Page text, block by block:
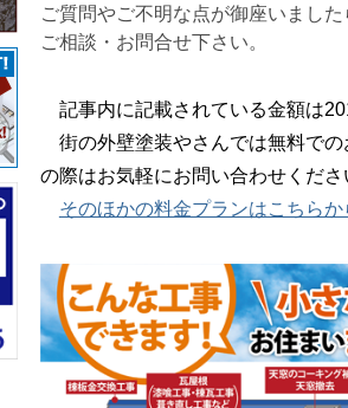
ご質問やご不明な点が御座いまし
ご相談・お問合せ下さい。
記事内に記載されている金額は
街の外壁塗装やさんでは無料での
の際はお気軽にお問い合わせくださ
そのほかの料金プランはこちらか